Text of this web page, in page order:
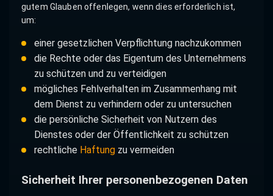
gutem Glauben offenlegen, wenn dies erforderlich ist,
um:
einer gesetzlichen Verpflichtung nachzukommen
die Rechte oder das Eigentum des Unternehmens
zu schützen und zu verteidigen
mögliches Fehlverhalten im Zusammenhang mit
dem Dienst zu verhindern oder zu untersuchen
die persönliche Sicherheit von Nutzern des
Dienstes oder der Öffentlichkeit zu schützen
rechtliche Haftungzu vermeiden
Sicherheit Ihrer personenbezogenen Daten